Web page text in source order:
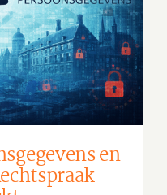
en Raad
gehackt
en